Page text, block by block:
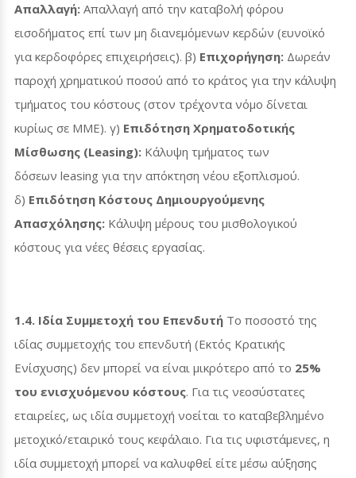
Απαλλαγή: Απαλλαγή από την καταβολή φόρου
εισοδήματος επί των μη διανεμόμενων κερδών (ευνοϊκό
για κερδοφόρες επιχειρήσεις). β) Επιχορήγηση: Δωρεάν
παροχή χρηματικού ποσού από το κράτος για την κάλυψη
τμήματος του κόστους (στον τρέχοντα νόμο δίνεται
κυρίως σε ΜΜΕ). γ) Επιδότηση Χρηματοδοτικής
Μίσθωσης (Leasing): Κάλυψη τμήματος των
δόσεων leasing για την απόκτηση νέου εξοπλισμού.
δ) Επιδότηση Κόστους Δημιουργούμενης
Απασχόλησης: Κάλυψη μέρους του μισθολογικού
κόστους για νέες θέσεις εργασίας.
1.4. Ιδία Συμμετοχή του Επενδυτή Το ποσοστό της
ιδίας συμμετοχής του επενδυτή (Εκτός Κρατικής
Ενίσχυσης) δεν μπορεί να είναι μικρότερο από το 25%
του ενισχυόμενου κόστους. Για τις νεοσύστατες
εταιρείες, ως ιδία συμμετοχή νοείται το καταβεβλημένο
μετοχικό/εταιρικό τους κεφάλαιο. Για τις υφιστάμενες, η
ιδία συμμετοχή μπορεί να καλυφθεί είτε μέσω αύξησης